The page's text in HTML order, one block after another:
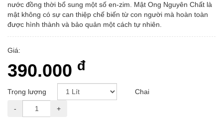
nước đồng thời bổ sung một số en-zim. Mật Ong Nguyên Chất là
mật không có sự can thiệp chế biến từ con người mà hoàn toàn
được hình thành và bảo quản một cách tự nhiên.
Giá:
390.000 đ
Trọng lượng Chai
- +